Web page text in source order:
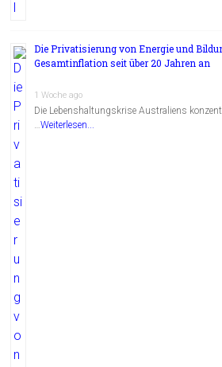
Die Privatisierung von Energie und
Gesamtinflation seit über 20 Jahren an
1 Woche ago
Die Lebenshaltungskrise Australiens
…Weiterlesen...